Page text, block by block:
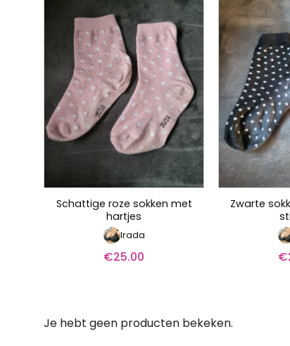
Schattige roze sokken met
hartjes
Irada
€25.00
Zwarte
€
Je hebt geen producten bekeken.